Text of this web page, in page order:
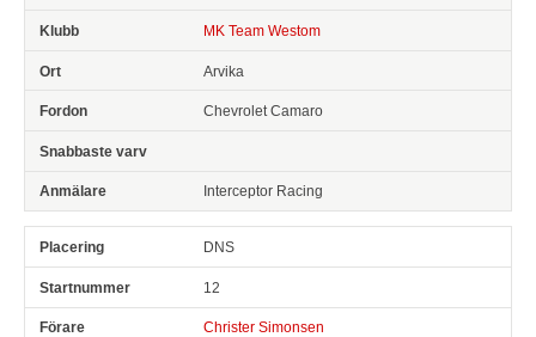
MK Team Westom
Arvika
Chevrolet Camaro
Interceptor Racing
DNS
12
Christer Simonsen